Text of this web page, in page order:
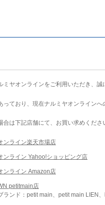
ミヤオンラインをご利用いただき、誠
っており、現在ナルミヤオンライン
合は下記店舗にて、お買い求めくださ
ンライン楽天市場店
ンライン Yahoo!ショッピング店
ンライン Amazon店
petitmain店
ランド：petit main、petit main LIEN